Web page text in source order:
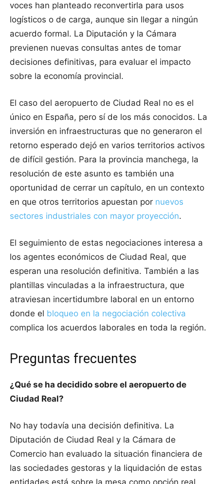
voces han planteado reconvertirla para usos
logísticos o de carga, aunque sin llegar a ningún
acuerdo formal. La Diputación y la Cámara
previenen nuevas consultas antes de tomar
decisiones definitivas, para evaluar el impacto
sobre la economía provincial.
El caso del aeropuerto de Ciudad Real no es el
único en España, pero sí de los más conocidos. La
inversión en infraestructuras que no generaron el
retorno esperado dejó en varios territorios activos
de difícil gestión. Para la provincia manchega, la
resolución de este asunto es también una
oportunidad de cerrar un capítulo, en un contexto
en que otros territorios apuestan por nuevos
sectores industriales con mayor proyección.
El seguimiento de estas negociaciones interesa a
los agentes económicos de Ciudad Real, que
esperan una resolución definitiva. También a las
plantillas vinculadas a la infraestructura, que
atraviesan incertidumbre laboral en un entorno
donde el bloqueo en la negociación colectiva
complica los acuerdos laborales en toda la región.
Preguntas frecuentes
¿Qué se ha decidido sobre el aeropuerto de
Ciudad Real?
No hay todavía una decisión definitiva. La
Diputación de Ciudad Real y la Cámara de
Comercio han evaluado la situación financiera de
las sociedades gestoras y la liquidación de estas